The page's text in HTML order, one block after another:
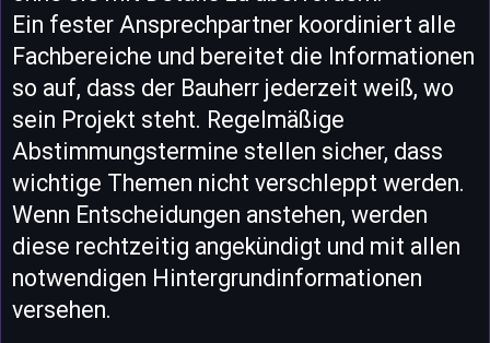
Ein fester Ansprechpartner koordiniert alle
Fachbereiche und bereitet die Informationen
so auf, dass der Bauherr jederzeit weiß, wo
sein Projekt steht. Regelmäßige
Abstimmungstermine stellen sicher, dass
wichtige Themen nicht verschleppt werden.
Wenn Entscheidungen anstehen, werden
diese rechtzeitig angekündigt und mit allen
notwendigen Hintergrundinformationen
versehen.